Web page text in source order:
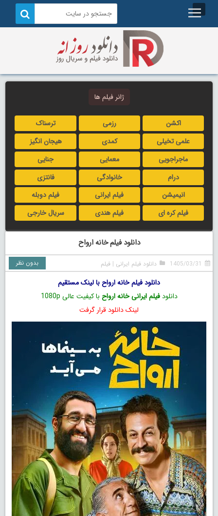
ژانر فیلم ها
اکشن رزمی
ترسناک
علمی تخیلی
کمدی
هیجان انگیز
ماجراجویی
معمایی
جنایی
درام
خانوادگی
فانتزی
انیمیشن
فیلم ایرانی
فیلم دوبله
فیلم کره ای
فیلم هندی سریال خارجی
دانلود فیلم خانه ارواح
1405/03/31 دانلود فیلم ایرانی |فیلم بدون نظر
دانلود فیلم خانه ارواح با لینک مستقیم
دانلودفیلم ایرانی خانه ارواح با کیفیت عالی 1080p
لینک دانلود قرار گرفت